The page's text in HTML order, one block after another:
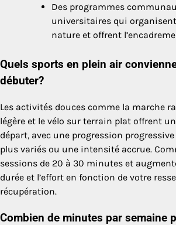
Des programmes
universitaires qui
nature et offrent
Quels sports en plein air
débuter?
Les activités douces comme la marche
légère et le vélo sur terrain plat offrent
départ, avec une progression
plus variés ou une intensité accrue.
sessions de 20 à 30 minutes et
durée et l’effort en fonction de votre
récupération.
Combien de minutes par semaine